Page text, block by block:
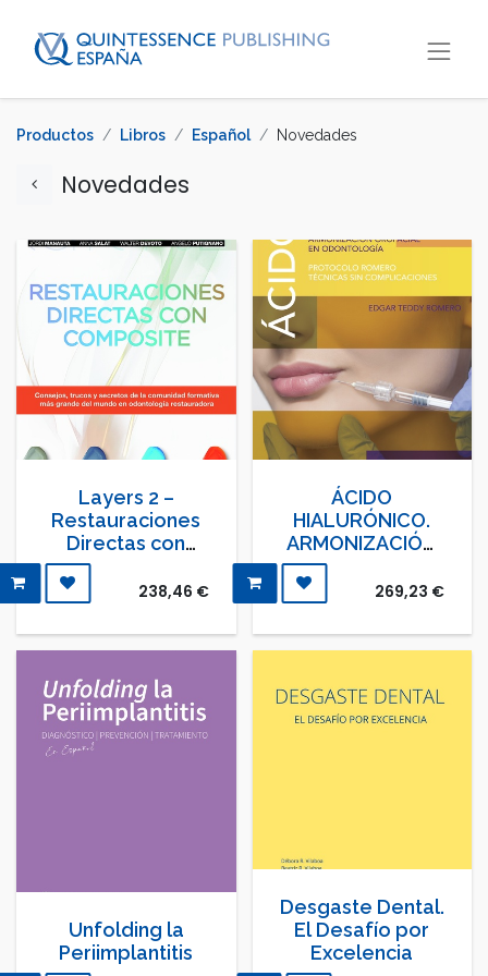
Productos Libros Español Novedades
Novedades
Layers 2 –
Restauraciones
Directas con
Composite
Consejos, trucos
y secretos de la
comunidad
formativa más
grande del
mundo en
odotología
restauradora
238,46 €
ÁCIDO
HIALURÓNICO.
ARMONIZACIÓN
OROFACIAL EN
ODONTOLOGÍA
269,23 €
Unfolding la
Periimplantitis
Desgaste Dental.
El Desafío por
Excelencia